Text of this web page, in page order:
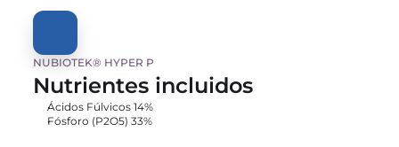
NUBIOTEK® HYPER P
Nutrientes incluidos
Ácidos Fúlvicos 14%
Fósforo (P2O5) 33%